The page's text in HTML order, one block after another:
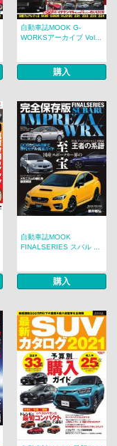
自動車誌MOOK G-
WORKSアーカイブ Vol...
購入
自動車誌MOOK
FINALSERIES スバル ...
購入